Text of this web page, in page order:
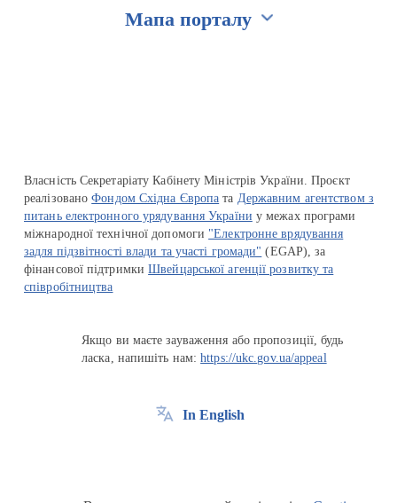
Мапа порталу
Власність Секретаріату Кабінету Міністрів України. Проєкт
реалізованоФондом Східна Європа та Державним агентством з
питань електронного урядування України у межах програми
міжнародної технічної допомоги "Електронне врядування
задля підзвітності влади та участі громади" (EGAP), за
фінансової підтримкиШвейцарської агенції розвитку та
співробітництва
Якщо ви маєте зауваження або пропозиції, будь
ласка, напишіть нам:https://ukc.gov.ua/appeal
In English